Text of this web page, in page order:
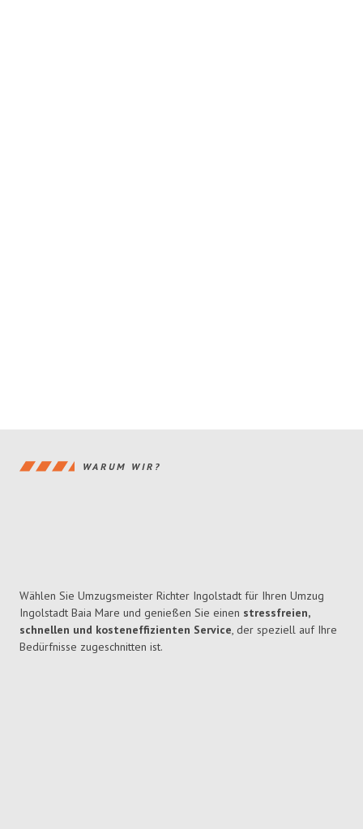
WARUM WIR?
Wählen Sie Umzugsmeister Richter Ingolstadt für Ihren Umzug
Ingolstadt Baia Mare und genießen Sie einen stressfreien,
schnellen und kosteneffizienten Service, der speziell auf Ihre
Bedürfnisse zugeschnitten ist.